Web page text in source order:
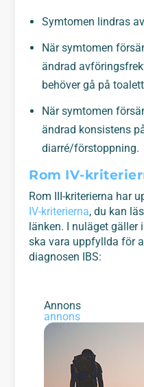
Symtomen lindras
När symtomen
ändrad
behöver gå på
När symtomen
ändrad konsistens
diarré/förstoppning.
Rom IV-
Rom III-kriterierna har
IV-kriterierna, du kan
länken. I nuläget
ska vara uppfyllda för
diagnosen IBS:
Annons
annons